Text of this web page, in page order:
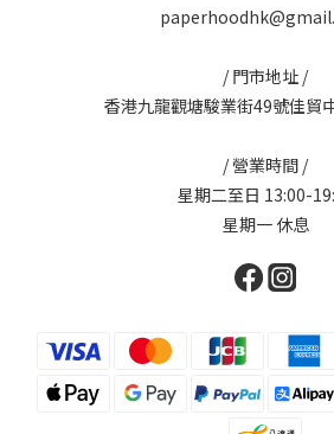
/ 門市地址 /
香港九龍觀塘駿業街49號佳貿
/ 營業時間 /
星期二至日 13:00-
星期一 休息